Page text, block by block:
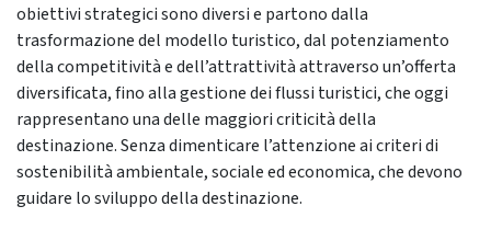
obiettivi strategici sono diversi e partono dalla
trasformazione del modello turistico, dal potenziamento
della competitività e dell’attrattività attraverso un’offerta
diversificata, fino alla gestione dei flussi turistici, che oggi
rappresentano una delle maggiori criticità della
destinazione. Senza dimenticare l’attenzione ai criteri di
sostenibilità ambientale, sociale ed economica, che devono
guidare lo sviluppo della destinazione.